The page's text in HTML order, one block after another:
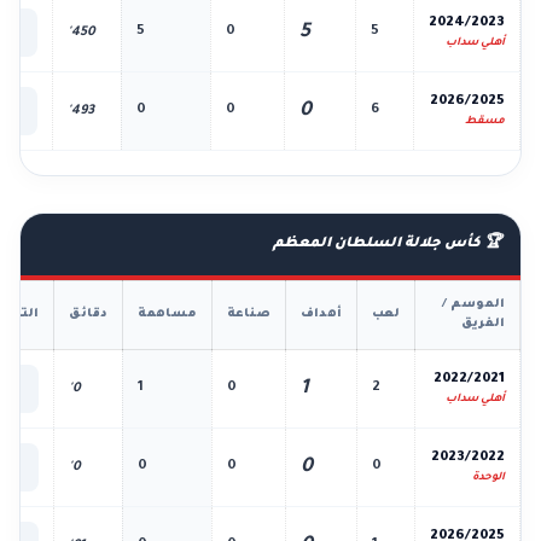
2024/2023
أهلي سداب
5
5
0
5
450'
2026/2025
مسقط
6
0
0
0
493'
🏆 كأس جلالة السلطان المعظم
الموسم /
الفريق
لعب أهداف صناعة مساهمة دقائق
2022/2021
أهلي سداب
2
1
0
1
0'
2023/2022
الوحدة
0
0
0
0
0'
2026/2025